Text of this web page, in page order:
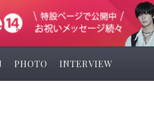
PHOTO INTERVIEW